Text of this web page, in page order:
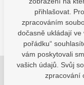
Jsme
přihlašovat.
zpracováním
dočasně ukládají ve
pořádku“
vám poskytovali
vašich údajů. Svůj
zpracování